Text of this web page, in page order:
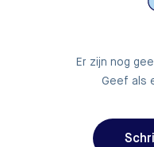
Er zijn nog
Geef als